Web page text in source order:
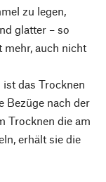
zu legen,
glatter – so
auch nicht
das Trocknen
Bezüge nach der
Trocknen die am
erhält sie die